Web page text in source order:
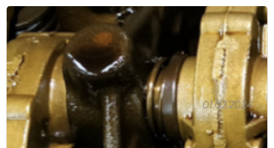
Личный кабинет 01.02.2024